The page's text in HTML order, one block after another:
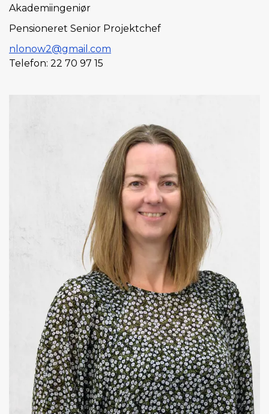
Akademiingeniør
Pensioneret Senior Projektchef
nlonow2@gmail.com
Telefon: 22 70 97 15